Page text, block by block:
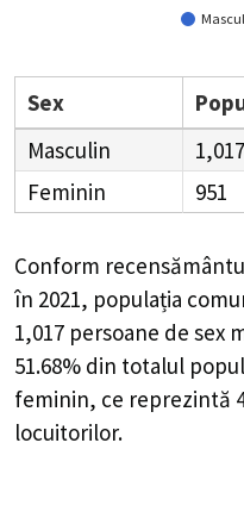
Sex
Masculin
1,017
Feminin
951
Conform
în 2021, populația
1,017 persoane de sex
51.68% din totalul
feminin, ce reprezintă
locuitorilor.